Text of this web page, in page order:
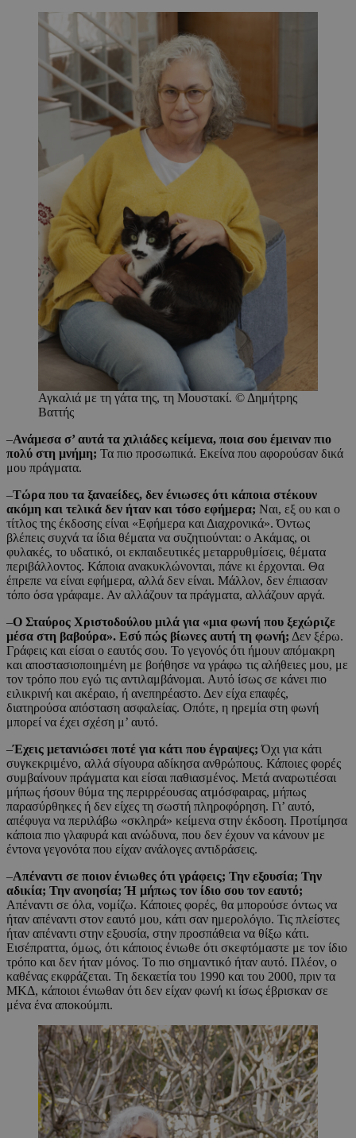
Αγκαλιά με τη γάτα της, τη Μουστακί. © Δημήτρης
Βαττής
–Ανάμεσα σ’ αυτά τα χιλιάδες κείμενα, ποια σου έμειναν πιο
πολύ στη μνήμη; Τα πιο προσωπικά. Εκείνα που αφορούσαν δικά
μου πράγματα.
–Τώρα που τα ξαναείδες, δεν ένιωσες ότι κάποια στέκουν
ακόμη και τελικά δεν ήταν και τόσο εφήμερα; Ναι, εξ ου και ο
τίτλος της έκδοσης είναι «Εφήμερα και Διαχρονικά». Όντως
βλέπεις συχνά τα ίδια θέματα να συζητιούνται: ο Ακάμας, οι
φυλακές, το υδατικό, οι εκπαιδευτικές μεταρρυθμίσεις, θέματα
περιβάλλοντος. Κάποια ανακυκλώνονται, πάνε κι έρχονται. Θα
έπρεπε να είναι εφήμερα, αλλά δεν είναι. Μάλλον, δεν έπιασαν
τόπο όσα γράφαμε. Αν αλλάζουν τα πράγματα, αλλάζουν αργά.
–Ο Σταύρος Χριστοδούλου μιλά για «μια φωνή που ξεχώριζε
μέσα στη βαβούρα». Εσύ πώς βίωνες αυτή τη φωνή; Δεν ξέρω.
Γράφεις και είσαι ο εαυτός σου. Το γεγονός ότι ήμουν απόμακρη
και αποστασιοποιημένη με βοήθησε να γράφω τις αλήθειες μου, με
τον τρόπο που εγώ τις αντιλαμβάνομαι. Αυτό ίσως σε κάνει πιο
ειλικρινή και ακέραιο, ή ανεπηρέαστο. Δεν είχα επαφές,
διατηρούσα απόσταση ασφαλείας. Οπότε, η ηρεμία στη φωνή
μπορεί να έχει σχέση μ’ αυτό.
–Έχεις μετανιώσει ποτέ για κάτι που έγραψες;Όχι για κάτι
συγκεκριμένο, αλλά σίγουρα αδίκησα ανθρώπους. Κάποιες φορές
συμβαίνουν πράγματα και είσαι παθιασμένος. Μετά αναρωτιέσαι
μήπως ήσουν θύμα της περιρρέουσας ατμόσφαιρας, μήπως
παρασύρθηκες ή δεν είχες τη σωστή πληροφόρηση. Γι’ αυτό,
απέφυγα να περιλάβω «σκληρά» κείμενα στην έκδοση. Προτίμησα
κάποια πιο γλαφυρά και ανώδυνα, που δεν έχουν να κάνουν με
έντονα γεγονότα που είχαν ανάλογες αντιδράσεις.
–Απέναντι σε ποιον ένιωθες ότι γράφεις; Την εξουσία; Την
αδικία; Την ανοησία; Ή μήπως τον ίδιο σου τον εαυτό;
Απέναντι σε όλα, νομίζω. Κάποιες φορές, θα μπορούσε όντως να
ήταν απέναντι στον εαυτό μου, κάτι σαν ημερολόγιο. Τις πλείστες
ήταν απέναντι στην εξουσία, στην προσπάθεια να θίξω κάτι.
Εισέπραττα, όμως, ότι κάποιος ένιωθε ότι σκεφτόμαστε με τον ίδιο
τρόπο και δεν ήταν μόνος. Το πιο σημαντικό ήταν αυτό. Πλέον, ο
καθένας εκφράζεται. Τη δεκαετία του 1990 και του 2000, πριν τα
ΜΚΔ, κάποιοι ένιωθαν ότι δεν είχαν φωνή κι ίσως έβρισκαν σε
μένα ένα αποκούμπι.